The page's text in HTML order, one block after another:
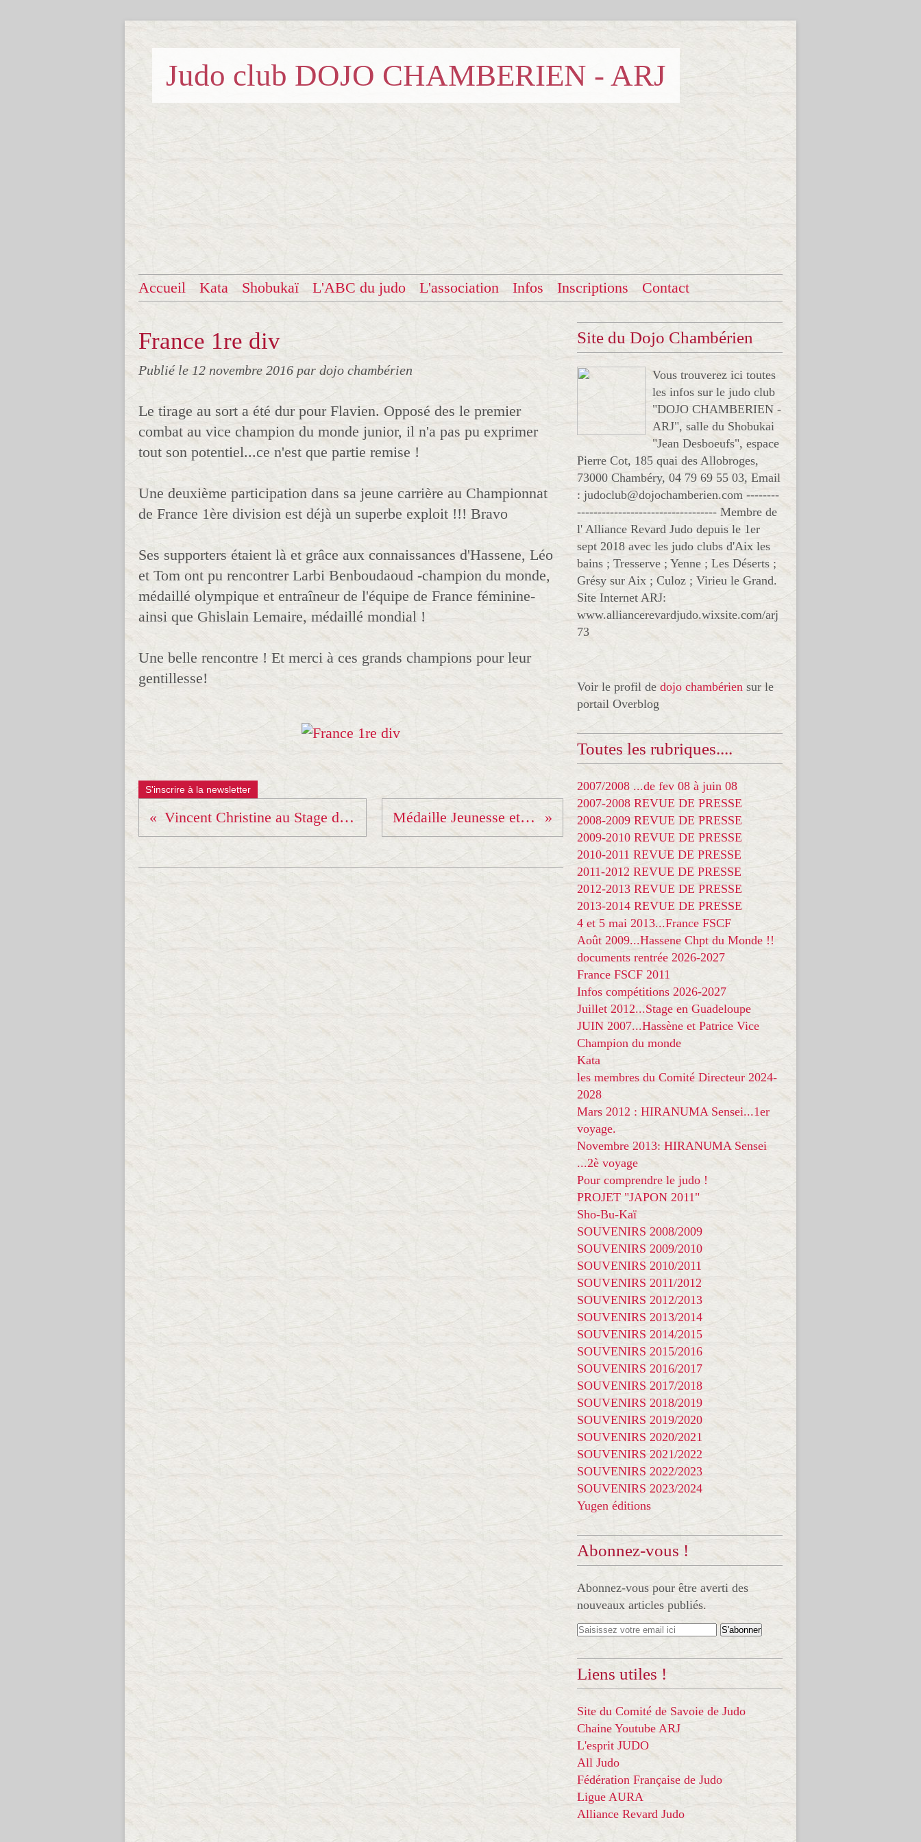
Judo club DOJO CHAMBERIEN - ARJ
Accueil Kata Shobukaï L'ABC du judo L'association Infos Inscriptions Contact
France 1re div
Publié le 12 novembre 2016 par dojo chambérien
Le tirage au sort a été dur pour Flavien. Opposé des le premier
combat au vice champion du monde junior, il n'a pas pu exprimer
tout son potentiel...ce n'est que partie remise !
Une deuxième participation dans sa jeune carrière au Championnat
de France 1ère division est déjà un superbe exploit !!! Bravo
Ses supporters étaient là et grâce aux connaissances d'Hassene, Léo
et Tom ont pu rencontrer Larbi Benboudaoud -champion du monde,
médaillé olympique et entraîneur de l'équipe de France féminine-
ainsi que Ghislain Lemaire, médaillé mondial !
Une belle rencontre ! Et merci à ces grands champions pour leur
gentillesse!
S'inscrire à la newsletter
Vincent Christine au Stage de Pierre Bénite Médaille Jeunesse et sports 2016
Site du Dojo Chambérien
Vous trouverez ici toutes
les infos sur le judo club
"DOJO CHAMBERIEN -
ARJ", salle du Shobukai
"Jean Desboeufs", espace
Pierre Cot, 185 quai des Allobroges,
73000 Chambéry, 04 79 69 55 03, Email
: judoclub@dojochamberien.com --------
---------------------------------- Membre de
l' Alliance Revard Judo depuis le 1er
sept 2018 avec les judo clubs d'Aix les
bains ; Tresserve ; Yenne ; Les Déserts ;
Grésy sur Aix ; Culoz ; Virieu le Grand.
Site Internet ARJ:
www.alliancerevardjudo.wixsite.com/arj
73
Voir le profil de dojo chambérien sur le
portail Overblog
Toutes les rubriques....
2007/2008 ...de fev 08 à juin 08
2007-2008 REVUE DE PRESSE
2008-2009 REVUE DE PRESSE
2009-2010 REVUE DE PRESSE
2010-2011 REVUE DE PRESSE
2011-2012 REVUE DE PRESSE
2012-2013 REVUE DE PRESSE
2013-2014 REVUE DE PRESSE
4 et 5 mai 2013...France FSCF
Août 2009...Hassene Chpt du Monde !!
documents rentrée 2026-2027
France FSCF 2011
Infos compétitions 2026-2027
Juillet 2012...Stage en Guadeloupe
JUIN 2007...Hassène et Patrice Vice
Champion du monde
Kata
les membres du Comité Directeur 2024-
2028
Mars 2012 : HIRANUMA Sensei...1er
voyage.
Novembre 2013: HIRANUMA Sensei
...2è voyage
Pour comprendre le judo !
PROJET "JAPON 2011"
Sho-Bu-Kaï
SOUVENIRS 2008/2009
SOUVENIRS 2009/2010
SOUVENIRS 2010/2011
SOUVENIRS 2011/2012
SOUVENIRS 2012/2013
SOUVENIRS 2013/2014
SOUVENIRS 2014/2015
SOUVENIRS 2015/2016
SOUVENIRS 2016/2017
SOUVENIRS 2017/2018
SOUVENIRS 2018/2019
SOUVENIRS 2019/2020
SOUVENIRS 2020/2021
SOUVENIRS 2021/2022
SOUVENIRS 2022/2023
SOUVENIRS 2023/2024
Yugen éditions
Abonnez-vous !
Abonnez-vous pour être averti des
nouveaux articles publiés.
Liens utiles !
Site du Comité de Savoie de Judo
Chaine Youtube ARJ
L'esprit JUDO
All Judo
Fédération Française de Judo
Ligue AURA
Alliance Revard Judo